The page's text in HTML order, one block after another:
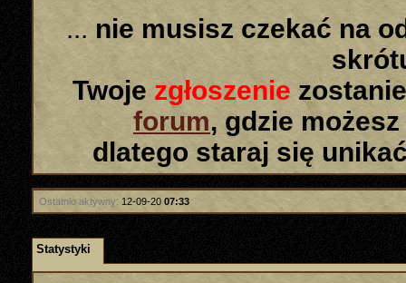
... nie musisz czekać na
Twoje zgłoszenie
forum, gdzie
dlatego staraj się
Ostatnio aktywny: 12-09-20 07:33
Statystyki